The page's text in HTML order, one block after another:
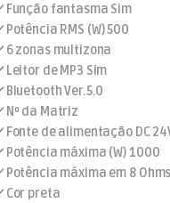
Função fantasma Sim
Potência RMS (W) 500
6 zonas multizona
Leitor de MP3 Sim
Bluetooth Ver.5.0
Nº da Matriz
Fonte de alimentação DC
Potência máxima (W) 1000
Potência máxima em 8
Cor preta